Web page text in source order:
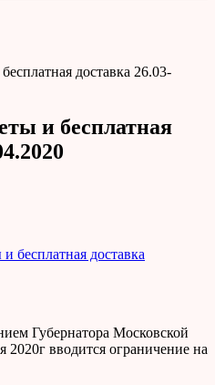
доставка 26.03-
и бесплатная
Губернатора Московской
2020г вводится ограничение на